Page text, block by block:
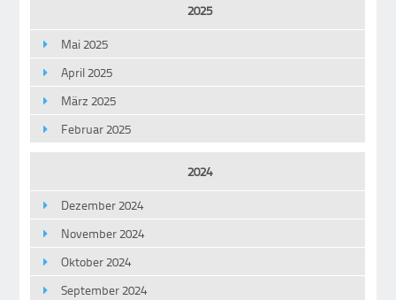
2025
Mai 2025
April 2025
März 2025
Februar 2025
2024
Dezember 2024
November 2024
Oktober 2024
September 2024